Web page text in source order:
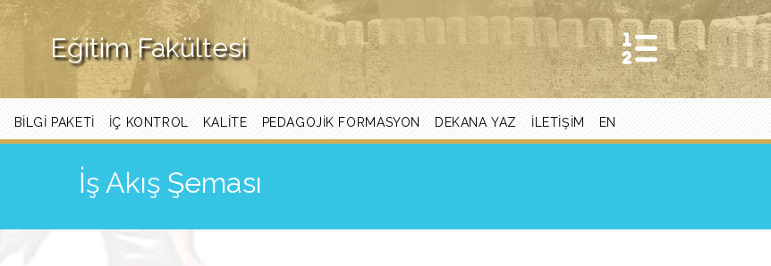
Eğitim Fakültesi
BİLGİ PAKETİ İÇ KONTROL KALITE PEDAGOJIK FORMASYON DEKANA YAZ İLETIŞIM EN
İş Akış Şeması